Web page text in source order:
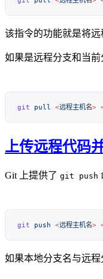
该指令的功能就是将远
如果是远程分支和当前
git pull <远程主机名>
上传远程代码
Git 上提供了 git push
git push <远程主机名>
如果本地分支名与远